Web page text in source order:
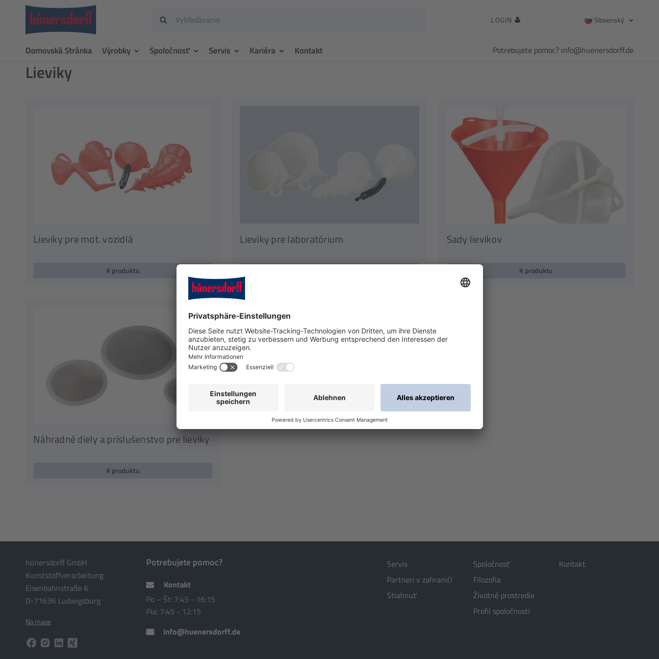
LOGIN Slovenský
Domovská Stránka Výrobky Spoločnosť Servis Kariéra Kontakt Potrebujete pomoc? info@huenersdorff.de
Lieviky
Lieviky pre mot. vozidlá
K produktu
Lieviky pre laboratórium Sady lievikov
K produktu
Náhradné diely a príslušenstvo pre lieviky
K produktu
hünersdorff GmbH
Kunststoffverarbeitung
Eisenbahnstraße 6
D-71636 Ludwigsburg
Na mape
Potrebujete pomoc?
Kontakt
Po – Št: 7:45 - 16:15
Pia: 7:45 - 12:15
info@huenersdorff.de
Servis
Partneri v zahraničí
Stiahnuť
Spoločnosť
Filozofia
Životné prostredie
Profil spoločnosti
Kontakt